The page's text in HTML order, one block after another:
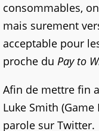
consommables,
mais surement
acceptable pour
proche du Pay to
Afin de mettre fin
Luke Smith
parole sur Twitter.